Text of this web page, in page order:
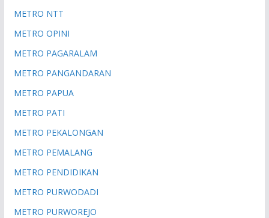
METRO NTT
METRO OPINI
METRO PAGARALAM
METRO PANGANDARAN
METRO PAPUA
METRO PATI
METRO PEKALONGAN
METRO PEMALANG
METRO PENDIDIKAN
METRO PURWODADI
METRO PURWOREJO